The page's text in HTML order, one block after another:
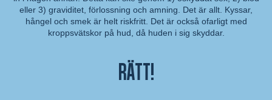
Kommentar:
eller 3) graviditet, förlossning och amning. Det är allt. Kyssar,
hångel och smek är helt riskfritt. Det är också ofarligt med
kroppsvätskor på hud, då huden i sig skyddar.
Rätt!